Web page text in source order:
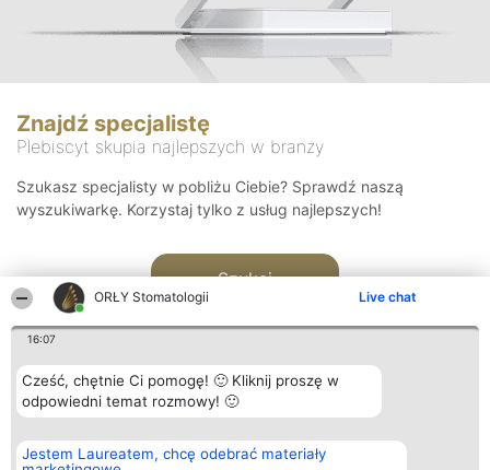
ORŁY Stomatologii Live chat
16:07
Cześć, chętnie Ci pomogę! 🙂 Kliknij proszę w
odpowiedni temat rozmowy! 🙂
Jestem Laureatem, chcę odebrać materiały
Znajdź specjalistę
Plebiscyt skupia najlepszych w branży
Szukasz specjalisty w pobliżu Ciebie? Sprawdź naszą
wyszukiwarkę. Korzystaj tylko z usług najlepszych!
Szukaj
Organizator plebiscytu
Bright Side Solutions sp. z o.
Plebiscyt
Laureaci
Kontakt
Kontakt